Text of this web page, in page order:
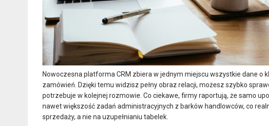
Nowoczesna platforma CRM zbiera w jednym miejscu wszystkie dane o
zamówień. Dzięki temu widzisz pełny obraz relacji, możesz szybko
potrzebuje w kolejnej rozmowie. Co ciekawe, firmy raportują, że samo
nawet większość zadań administracyjnych z barków handlowców, co
sprzedaży, a nie na uzupełnianiu tabelek.​